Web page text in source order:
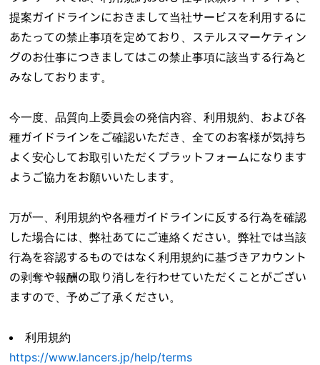
提案ガイドラインにおきまして当社サービスを利用するに
あたっての禁止事項を定めており、ステルスマーケティン
グのお仕事につきましてはこの禁止事項に該当する行為と
みなしております。
今一度、品質向上委員会の発信内容、利用規約、および各
種ガイドラインをご確認いただき、全てのお客様が気持ち
よく安心してお取引いただくプラットフォームになります
ようご協力をお願いいたします。
万が一、利用規約や各種ガイドラインに反する行為を確認
した場合には、弊社あてにご連絡ください。弊社では当該
行為を容認するものではなく利用規約に基づきアカウント
の剥奪や報酬の取り消しを行わせていただくことがござい
ますので、予めご了承ください。
利用規約
https://www.lancers.jp/help/terms